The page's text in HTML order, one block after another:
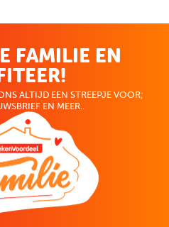
FAMILIE EN
ALTIJD EEN STREEPJE VOOR;
EN MEER..